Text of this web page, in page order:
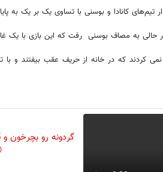
تیم‌های کانادا و بوسنی با تساوی یک بر یک به
حالی به مصاف بوسنی رفت که این بازی با یک
کردند که در خانه از حریف عقب بیفتند و با